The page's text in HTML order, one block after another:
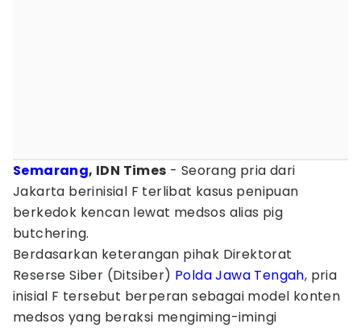
Semarang, IDN Times - Seorang pria dari
Jakarta berinisial F terlibat kasus penipuan
berkedok kencan lewat medsos alias pig
butchering.
Berdasarkan keterangan pihak Direktorat
Reserse Siber (Ditsiber) Polda Jawa Tengah, pria
inisial F tersebut berperan sebagai model konten
medsos yang beraksi mengiming-imingi